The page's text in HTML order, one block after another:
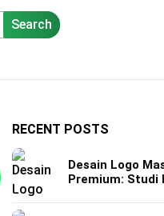
Search
RECENT POSTS
Desain Logo
Premium: Studi